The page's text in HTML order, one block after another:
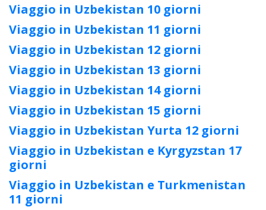
Viaggio in Uzbekistan 10 giorni
Viaggio in Uzbekistan 11 giorni
Viaggio in Uzbekistan 12 giorni
Viaggio in Uzbekistan 13 giorni
Viaggio in Uzbekistan 14 giorni
Viaggio in Uzbekistan 15 giorni
Viaggio in Uzbekistan Yurta 12 giorni
Viaggio in Uzbekistan e Kyrgyzstan 17
giorni
Viaggio in Uzbekistan e Turkmenistan
11 giorni